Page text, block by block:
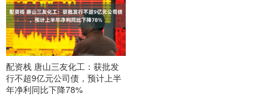
配资栈 唐山三友化工：获批发
行不超9亿元公司债，预计上半
年净利同比下降78%